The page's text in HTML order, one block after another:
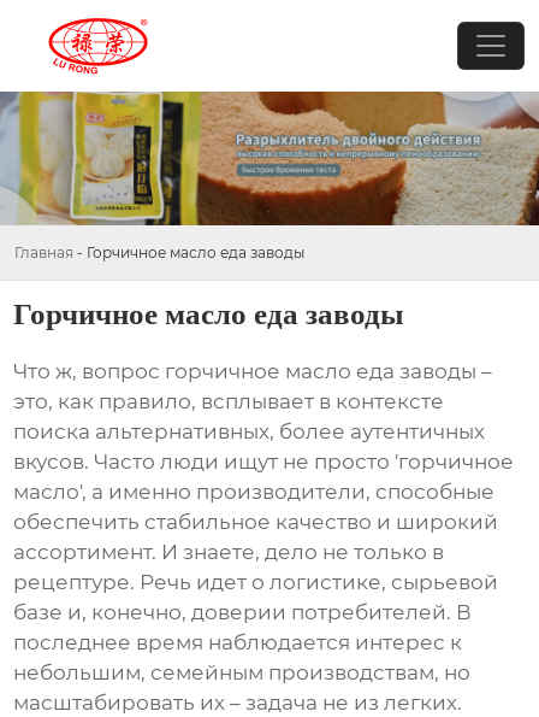
Главная - Горчичное масло еда заводы
Горчичное масло еда заводы
Что ж, вопрос горчичное масло еда заводы –
это, как правило, всплывает в контексте
поиска альтернативных, более аутентичных
вкусов. Часто люди ищут не просто 'горчичное
масло', а именно производители, способные
обеспечить стабильное качество и широкий
ассортимент. И знаете, дело не только в
рецептуре. Речь идет о логистике, сырьевой
базе и, конечно, доверии потребителей. В
последнее время наблюдается интерес к
небольшим, семейным производствам, но
масштабировать их – задача не из легких.